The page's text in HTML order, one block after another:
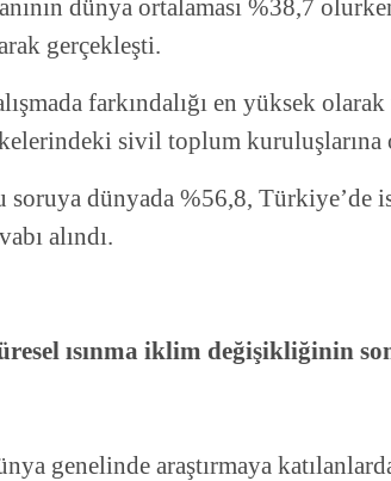
dünya ortalaması %38,7
gerçekleşti.
farkındalığı en yüksek
sivil toplum kuruluşlarına
soruya dünyada %56,8, Türkiye’de
alındı.
ısınma iklim değişikliğinin
genelinde araştırmaya